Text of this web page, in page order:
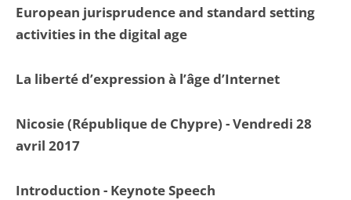
European jurisprudence and standard setting
activities in the digital age
La liberté d’expression à l’âge d’Internet
Nicosie (République de Chypre) - Vendredi 28
avril 2017
Introduction - Keynote Speech